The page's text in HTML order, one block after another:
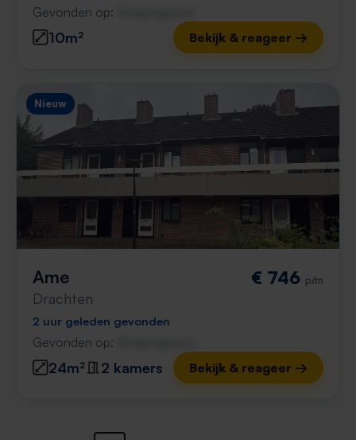
Gevonden op:
10m² Bekijk & reageer →
Nieuw
Ame
Drachten
€ 746 p/m
2 uur geleden gevonden
Gevonden op:
24m² 2 kamers Bekijk & reageer →